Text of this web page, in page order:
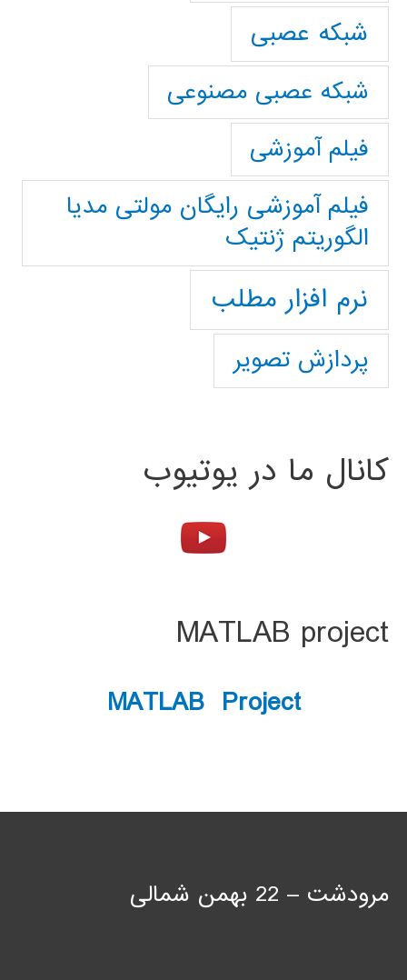
شبکه عصبی
شبکه عصبی مصنوعی
فیلم آموزشی
فیلم آموزشی رایگان مولتی مدیا
الگوریتم ژنتیک
نرم افزار مطلب
پردازش تصویر
کانال ما در یوتیوب
MATLAB project
MATLAB Project
مرودشت – 22 بهمن شمالی